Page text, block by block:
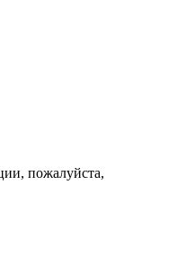
пожалуйста,